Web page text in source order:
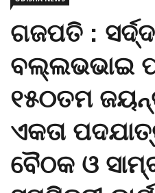
ଗଜପତି :
ବଲ୍ଲଭଭାଇ
୧୫୦ତମ
ଏକତା
ବୈଠକ ଓ